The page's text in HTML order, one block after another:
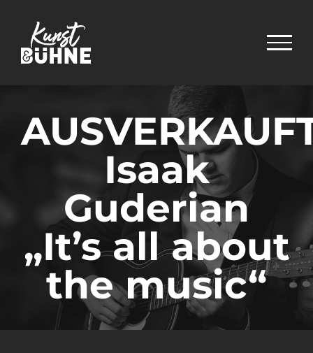
springen
Isaak
Guderian
„It’s all about
the music“